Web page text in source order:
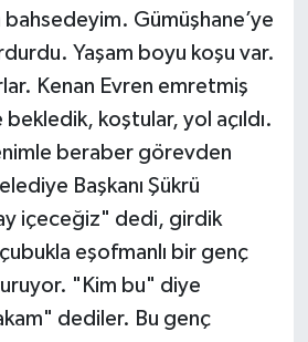
bahsedeyim. Gümüşhane’ye
Yaşam boyu koşu var.
Kenan Evren emretmiş
koştular, yol açıldı.
beraber görevden
Başkanı Şükrü
içeceğiz" dedi, girdik
eşofmanlı bir genç
"Kim bu" diye
dediler. Bu genç